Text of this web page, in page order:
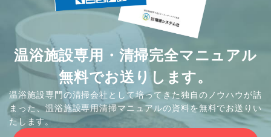
温浴施設専用・清掃完全マニュアル
無料でお送りします。
温浴施設専門の清掃会社として培ってきた独自のノウハウが詰
まった、温浴施設専用清掃マニュアルの資料を無料でお送りい
たします。